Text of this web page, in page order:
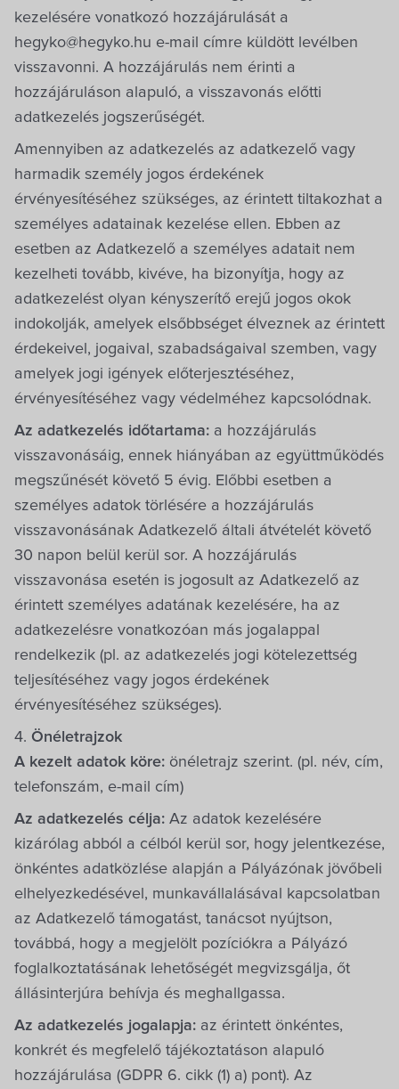
kezelésére vonatkozó hozzájárulását a
hegyko@hegyko.hu e-mail címre küldött levélben
visszavonni. A hozzájárulás nem érinti a
hozzájáruláson alapuló, a visszavonás előtti
adatkezelés jogszerűségét.
Amennyiben az adatkezelés az adatkezelő vagy
harmadik személy jogos érdekének
érvényesítéséhez szükséges, az érintett tiltakozhat a
személyes adatainak kezelése ellen. Ebben az
esetben az Adatkezelő a személyes adatait nem
kezelheti tovább, kivéve, ha bizonyítja, hogy az
adatkezelést olyan kényszerítő erejű jogos okok
indokolják, amelyek elsőbbséget élveznek az érintett
érdekeivel, jogaival, szabadságaival szemben, vagy
amelyek jogi igények előterjesztéséhez,
érvényesítéséhez vagy védelméhez kapcsolódnak.
Az adatkezelés időtartama: a hozzájárulás
visszavonásáig, ennek hiányában az együttműködés
megszűnését követő 5 évig. Előbbi esetben a
személyes adatok törlésére a hozzájárulás
visszavonásának Adatkezelő általi átvételét követő
30 napon belül kerül sor. A hozzájárulás
visszavonása esetén is jogosult az Adatkezelő az
érintett személyes adatának kezelésére, ha az
adatkezelésre vonatkozóan más jogalappal
rendelkezik (pl. az adatkezelés jogi kötelezettség
teljesítéséhez vagy jogos érdekének
érvényesítéséhez szükséges).
4. Önéletrajzok
A kezelt adatok köre: önéletrajz szerint. (pl. név, cím,
telefonszám, e-mail cím)
Az adatkezelés célja: Az adatok kezelésére
kizárólag abból a célból kerül sor, hogy jelentkezése,
önkéntes adatközlése alapján a Pályázónak jövőbeli
elhelyezkedésével, munkavállalásával kapcsolatban
az Adatkezelő támogatást, tanácsot nyújtson,
továbbá, hogy a megjelölt pozíciókra a Pályázó
foglalkoztatásának lehetőségét megvizsgálja, őt
állásinterjúra behívja és meghallgassa.
Az adatkezelés jogalapja: az érintett önkéntes,
konkrét és megfelelő tájékoztatáson alapuló
hozzájárulása (GDPR 6. cikk (1) a) pont). Az